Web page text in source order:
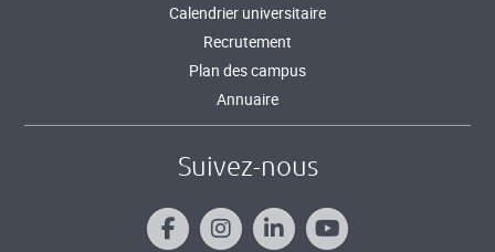
Calendrier universitaire
Recrutement
Plan des campus
Annuaire
Suivez-nous